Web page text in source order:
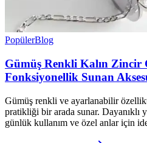
PopülerBlog
Gümüş Renkli Kalın Zincir
Fonksiyonellik Sunan
Gümüş renkli ve ayarlanabilir
pratikliği bir arada sunar. Dayanıklı
günlük kullanım ve özel anlar için